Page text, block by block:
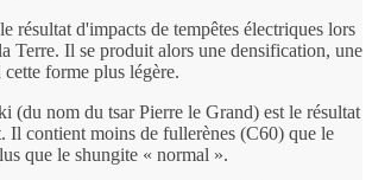
résultat d'impacts de tempêtes électriques lors
Terre. Il se produit alors une densification, une
forme plus légère.
(du nom du tsar Pierre le Grand) est le résultat
Il contient moins de fullerènes (C60) que le
que le shungite « normal ».